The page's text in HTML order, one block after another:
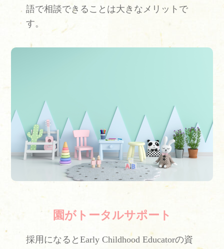
語で相談できることは大きなメリットで
す。
園がトータルサポート
採用になるとEarly Childhood Educatorの資